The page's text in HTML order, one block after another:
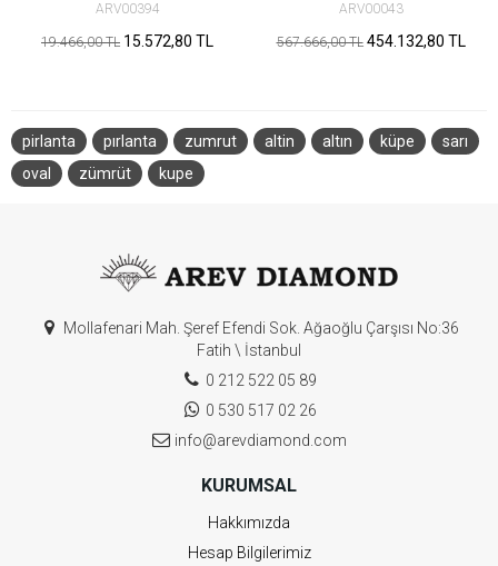
ARV00394
19.466,00 TL 15.572,80 TL
ARV00043
567.666,00 TL 454.132,80 TL
pirlanta pırlanta zumrut altin altın küpe
sarı
oval
zümrüt kupe
Mollafenari Mah. Şeref Efendi Sok. Ağaoğlu Çarşısı No:36
Fatih \ İstanbul
0 212 522 05 89
0 530 517 02 26
info@arevdiamond.com
KURUMSAL
Hakkımızda
Hesap Bilgilerimiz